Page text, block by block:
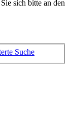
sich bitte an den
Suche